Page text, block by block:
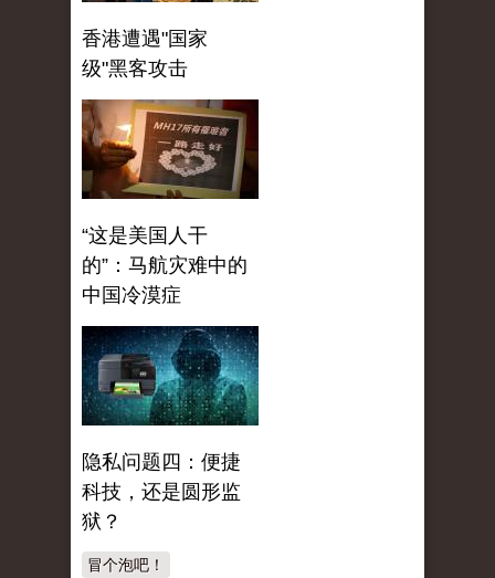
香港遭遇"国家
级"黑客攻击
“这是美国人干
的”：马航灾难中的
中国冷漠症
隐私问题四：便捷
科技，还是圆形监
狱？
冒个泡吧！